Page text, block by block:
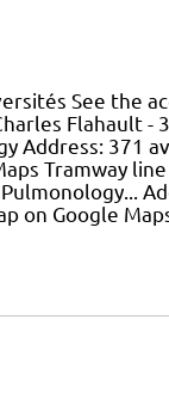
See the
Flahault -
Address: 371
Tramway
on Google